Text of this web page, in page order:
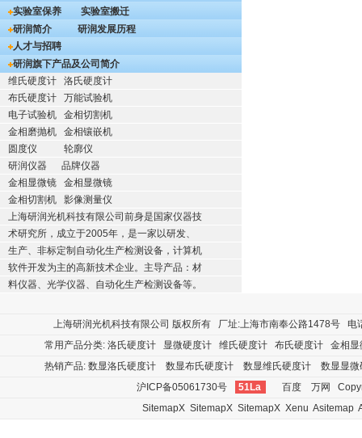
实验室保养
实验室搬迁
研润简介
研润发展历程
人才与招聘
研润旗下产品及公司简介
维氏硬度计
洛氏硬度计
布氏硬度计
万能试验机
电子试验机
金相切割机
金相磨抛机
金相镶嵌机
圆度仪
轮廓仪
研润仪器
品牌仪器
金相显微镜
金相显微镜
金相切割机
影像测量仪
上海研润光机科技有限公司前身是国家仪器技
术研究所，成立于2005年，是一家以研发、
生产、非标定制自动化生产检测设备，计算机
软件开发为主的高新技术企业。主导产品：材
料仪器、光学仪器、自动化生产检测设备等。
上海研润光机科技有限公司 版权所有 厂址:上海市南奉公路1478号
常用产品分类: 洛氏硬度计 显微硬度计 维氏硬度计 布氏硬度计
金相显
热销产品: 数显洛氏硬度计 数显布氏硬度计 数显维氏硬度计
数显显微
沪ICP备05061730号
51La 百度 万网
SitemapX SitemapX SitemapX Xenu Asitemap